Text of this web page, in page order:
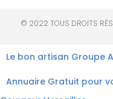
© 2022 TOUS DROITS
Le bon artisan Groupe
Annuaire Gratuit pour